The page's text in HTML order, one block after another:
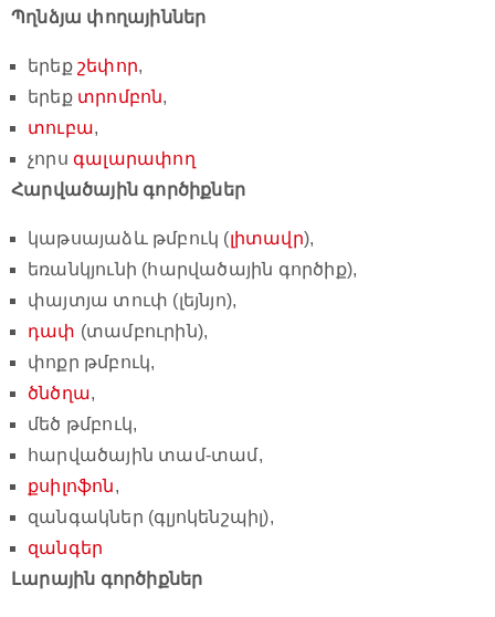
Պղնձյա փողայիններ
երեք շեփոր,
երեք տրոմբոն,
տուբա,
չորս գալարափող
Հարվածային գործիքներ
կաթսայաձև թմբուկ (լիտավր),
եռանկյունի (հարվածային գործիք),
փայտյա տուփ (լեյնյո),
դափ (տամբուրին),
փոքր թմբուկ,
ծնծղա,
մեծ թմբուկ,
հարվածային տամ-տամ,
քսիլոֆոն,
զանգակներ (գլյոկենշպիլ),
զանգեր
Լարային գործիքներ